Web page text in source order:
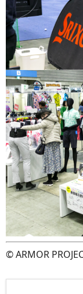
© ARMOR